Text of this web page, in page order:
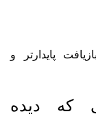
پایدارتر و
که دیده